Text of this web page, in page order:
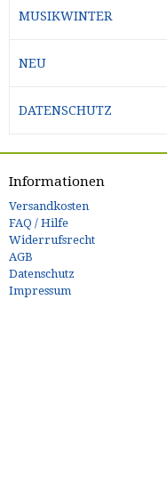
MUSIKWINTER
NEU
DATENSCHUTZ
Informationen
Versandkosten
FAQ / Hilfe
Widerrufsrecht
AGB
Datenschutz
Impressum